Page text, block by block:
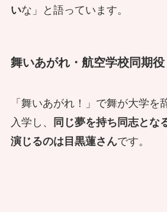
いな」と語っています。
舞いあがれ・航空学校同期
「舞いあがれ！」で舞が大学を
入学し、
同じ夢を持ち同志とな
演じるのは目黒蓮さんです。